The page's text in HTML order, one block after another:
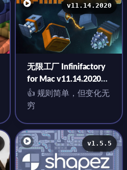
v11.14.2020
无限工厂 Infinifactory
for Mac v11.14.2020
英文原生版
👍 规则简单，但变化无
穷
v1.5.5